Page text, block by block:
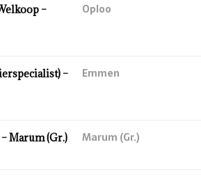
–
Oploo
–
Emmen
Marum (Gr.) Marum (Gr.)